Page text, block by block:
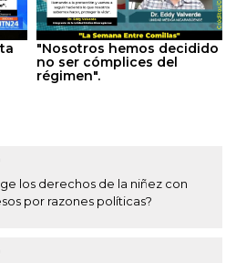
"Nosotros hemos decidido
no ser cómplices del
régimen".
los derechos de la niñez con
por razones políticas?